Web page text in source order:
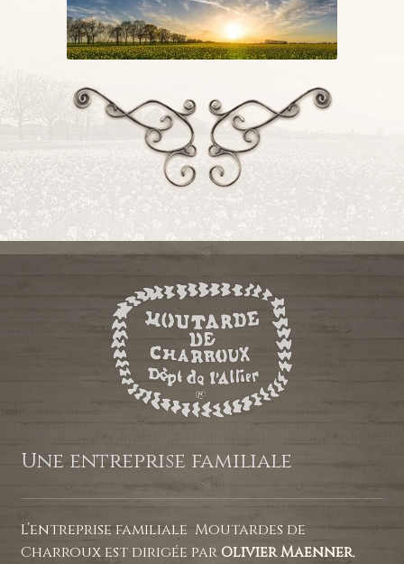
Une entreprise familiale
L’entreprise familiale Moutardes de
Charroux est dirigée par Olivier Maenner,